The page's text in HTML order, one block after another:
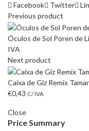
Facebook
Twitter
Previous product
Óculos de Sol Poren de
IVA
Next product
Caixa de Giz Remix
€0,43 C/ IVA
Close
Price Summary